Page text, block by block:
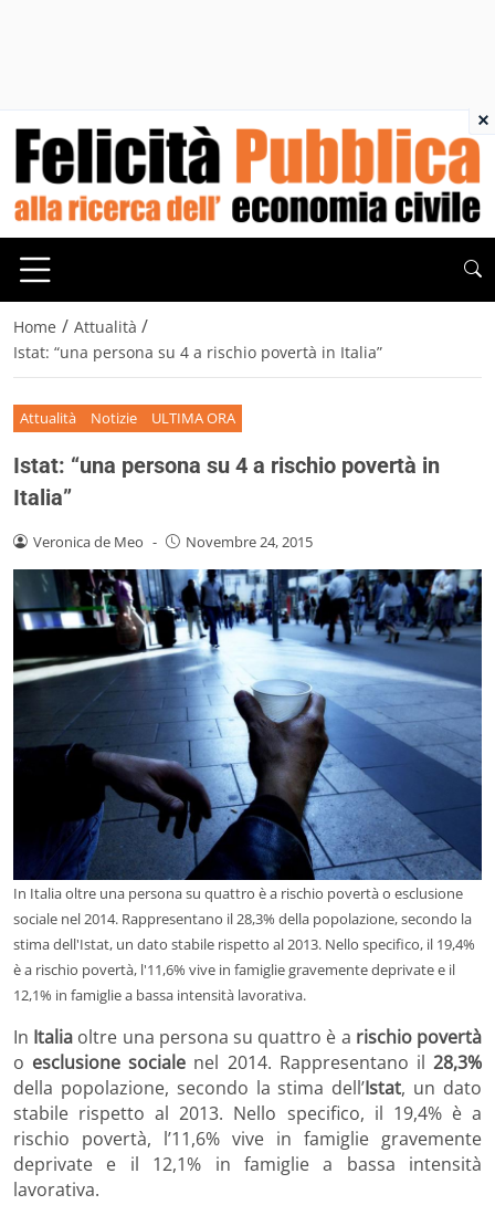
Home / Attualità /
Istat: “una persona su 4 a rischio povertà in Italia”
Attualità Notizie ULTIMA ORA
Istat: “una persona su 4 a rischio povertà in
Italia”
Veronica de Meo - Novembre 24, 2015
In Italia oltre una persona su quattro è a rischio povertà o esclusione
sociale nel 2014. Rappresentano il 28,3% della popolazione, secondo la
stima dell'Istat, un dato stabile rispetto al 2013. Nello specifico, il 19,4%
è a rischio povertà, l'11,6% vive in famiglie gravemente deprivate e il
12,1% in famiglie a bassa intensità lavorativa.
In Italia oltre una persona su quattro è a rischio povertà
o esclusione sociale nel 2014. Rappresentano il28,3%
della popolazione, secondo la stima dell’Istat, un dato
stabile rispetto al 2013. Nello specifico, il 19,4% è a
rischio povertà, l’11,6% vive in famiglie gravemente
deprivate e il 12,1% in famiglie a bassa intensità
lavorativa.
×